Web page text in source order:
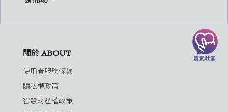
關於 ABOUT
使用者服務條款
隱私權政策
智慧財產權政策